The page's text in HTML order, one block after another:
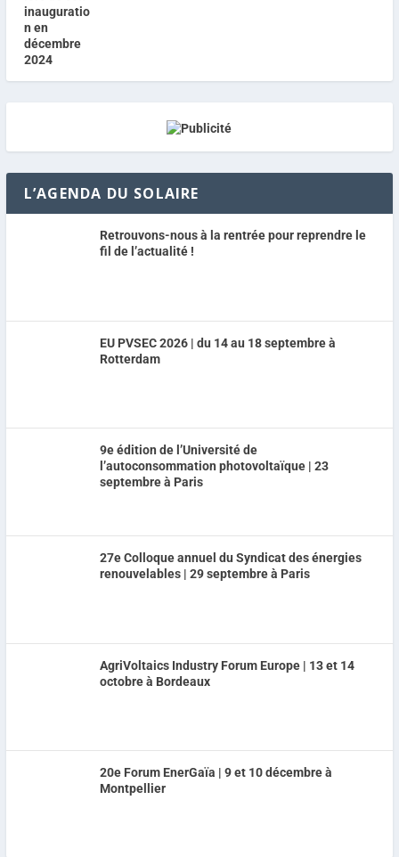
L’AGENDA DU SOLAIRE
Retrouvons-nous à la rentrée pour reprendre le
fil de l’actualité !
EU PVSEC 2026 | du 14 au 18 septembre à
Rotterdam
9e édition de l’Université de
l’autoconsommation photovoltaïque | 23
septembre à Paris
27e Colloque annuel du Syndicat des énergies
renouvelables | 29 septembre à Paris
AgriVoltaics Industry Forum Europe | 13 et 14
octobre à Bordeaux
20e Forum EnerGaïa | 9 et 10 décembre à
Montpellier